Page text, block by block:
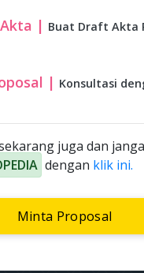
| Buat Draft Akta
| Konsultasi
juga dan
dengan klik ini.
Minta Proposal